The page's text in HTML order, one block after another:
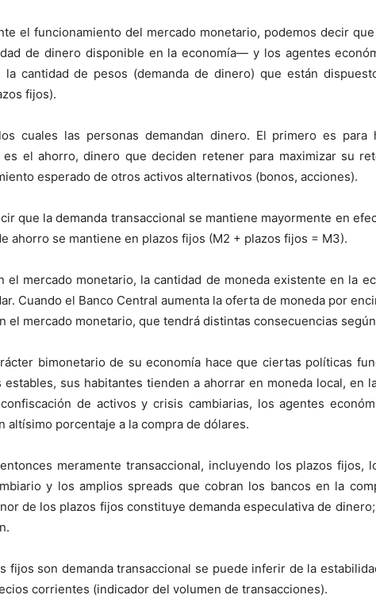
el funcionamiento del mercado monetario, podemos decir
de dinero disponible en la economía— y los agentes
la cantidad de pesos (demanda de dinero) que están
fijos).
cuales las personas demandan dinero. El primero es para
es el ahorro, dinero que deciden retener para maximizar su
esperado de otros activos alternativos (bonos, acciones).
que la demanda transaccional se mantiene mayormente en
ahorro se mantiene en plazos fijos (M2 + plazos fijos = M3).
el mercado monetario, la cantidad de moneda existente en la
Cuando el Banco Central aumenta la oferta de moneda por
el mercado monetario, que tendrá distintas consecuencias
bimonetario de su economía hace que ciertas políticas
sus habitantes tienden a ahorrar en moneda local, en
de activos y crisis cambiarias, los agentes
altísimo porcentaje a la compra de dólares.
meramente transaccional, incluyendo los plazos
y los amplios spreads que cobran los bancos en la
de los plazos fijos constituye demanda especulativa de
fijos son demanda transaccional se puede inferir de la
corrientes (indicador del volumen de transacciones).